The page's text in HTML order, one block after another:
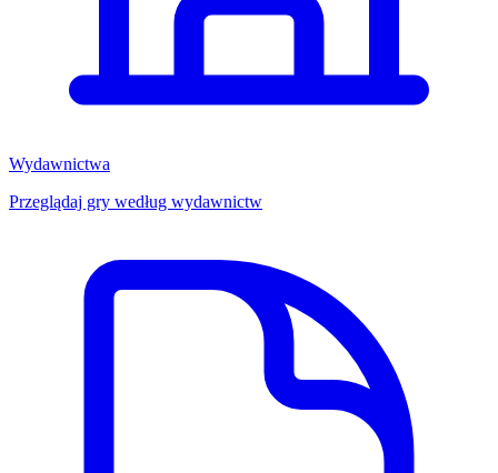
Wydawnictwa
Przeglądaj gry według wydawnictw